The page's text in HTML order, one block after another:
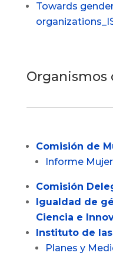
Towards
Organismos
Comisión de
Informe
Comisión
Igualdad de
Ciencia e
Instituto de
Planes y